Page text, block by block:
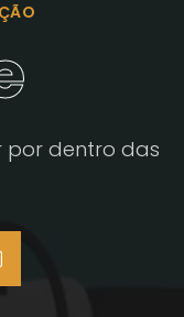
por dentro das